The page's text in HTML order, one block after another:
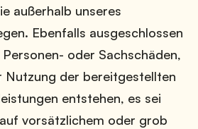
außerhalb unseres
Ebenfalls ausgeschlossen
oder Sachschäden,
Nutzung der bereitgestellten
entstehen, es sei
vorsätzlichem oder grob